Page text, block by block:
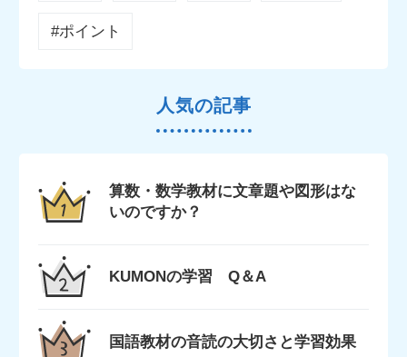
#ポイント
人気の記事
算数・数学教材に文章題や図形はな
いのですか？
KUMONの学習 Q＆A
国語教材の音読の大切さと学習効果